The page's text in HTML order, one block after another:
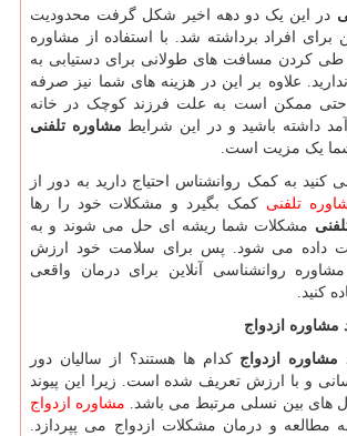
در این یک دو دهه اخیر شکل گرفت محدودیت
افراد برداشته شد. با استفاده از مشاوره
طی کردن مسافت های طولانی برای دستیابی به
علاوه بر این در هزینه های شما نیز صرفه
ممکن است به علت فرزند کوچک در خانه
داشته باشید و در این شرایط مشاوره تلفنی
یک مزیت است.
کنید به کمک روانشناس احتیاج دارید به دور از
تلفنی کمک بگیرد و مشکلات خود را رها
مشکلات شما ریشه ای حل می شوند و به
داده می شود. پس برای سلامت خود ارزش
روانشناسی آنلاین برای درمان واقعی
کنید.
مشاوره ازدواج
مشاوره ازدواج کدام ها هستند؟ از سالیان دور
و با ارزش تعریف شده است. زیرا این پیوند
های بین نسلی مرتبط می باشد. مشاوره ازدواج
و درمان مشکلات ازدواج می پپردازد.